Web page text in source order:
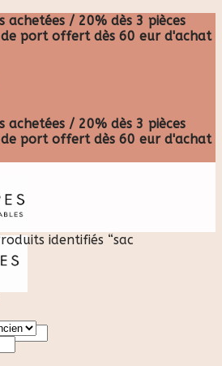
achetées / 20% dès 3 pièces
de port offert dès 60 eur d'achat
achetées / 20% dès 3 pièces
de port offert dès 60 eur d'achat
identifiés “sac